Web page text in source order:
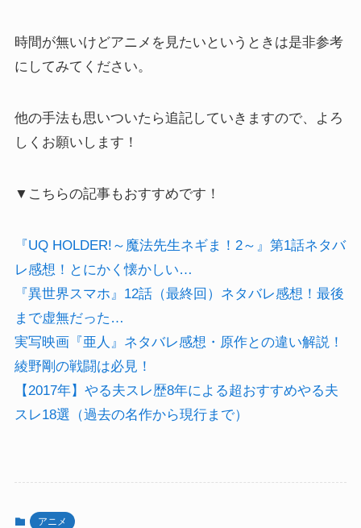
時間が無いけどアニメを見たいというときは是非参考
にしてみてください。
他の手法も思いついたら追記していきますので、よろ
しくお願いします！
▼こちらの記事もおすすめです！
『UQ HOLDER!～魔法先生ネギま！2～』第1話ネタバ
レ感想！とにかく懐かしい…
『異世界スマホ』12話（最終回）ネタバレ感想！最後
まで虚無だった…
実写映画『亜人』ネタバレ感想・原作との違い解説！
綾野剛の戦闘は必見！
【2017年】やる夫スレ歴8年による超おすすめやる夫
スレ18選（過去の名作から現行まで）
アニメ